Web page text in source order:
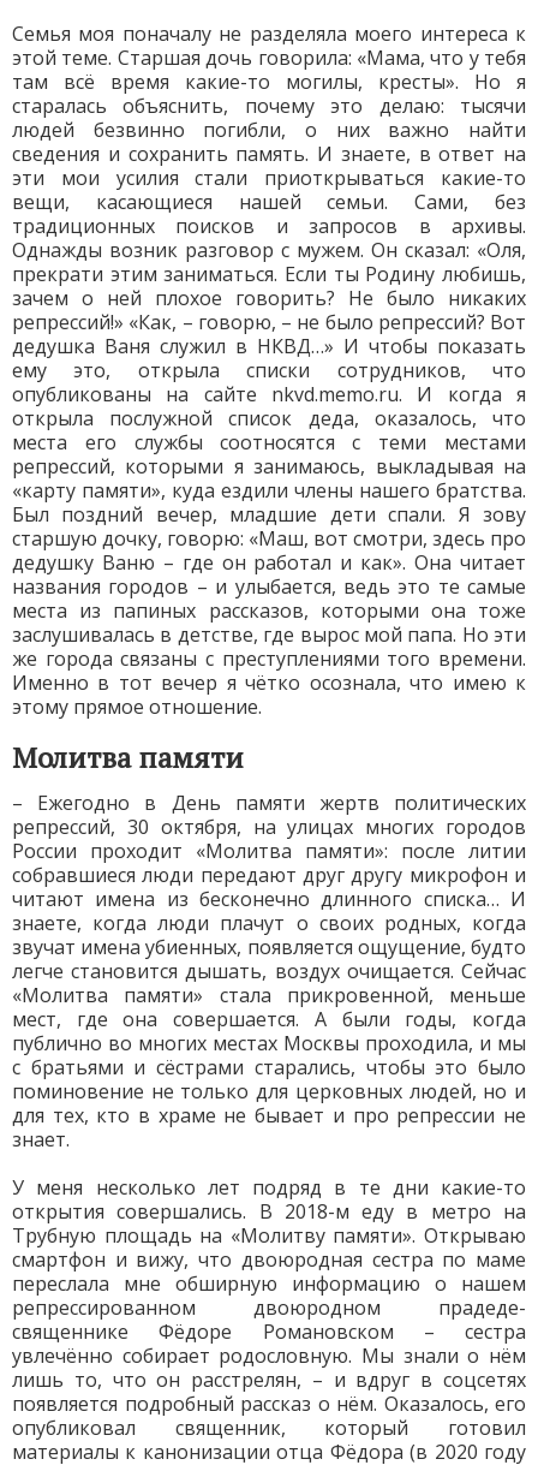
Семья моя поначалу не разделяла моего интереса к
этой теме. Старшая дочь говорила: «Мама, что у тебя
там всё время какие-то могилы, кресты». Но я
старалась объяснить, почему это делаю: тысячи
людей безвинно погибли, о них важно найти
сведения и сохранить память. И знаете, в ответ на
эти мои усилия стали приоткрываться какие-то
вещи, касающиеся нашей семьи. Сами, без
традиционных поисков и запросов в архивы.
Однажды возник разговор с мужем. Он сказал: «Оля,
прекрати этим заниматься. Если ты Родину любишь,
зачем о ней плохое говорить? Не было никаких
репрессий!» «Как, – говорю, – не было репрессий? Вот
дедушка Ваня служил в НКВД…» И чтобы показать
ему это, открыла списки сотрудников, что
опубликованы на сайте nkvd.memo.ru. И когда я
открыла послужной список деда, оказалось, что
места его службы соотносятся с теми местами
репрессий, которыми я занимаюсь, выкладывая на
«карту памяти», куда ездили члены нашего братства.
Был поздний вечер, младшие дети спали. Я зову
старшую дочку, говорю: «Маш, вот смотри, здесь про
дедушку Ваню – где он работал и как». Она читает
названия городов – и улыбается, ведь это те самые
места из папиных рассказов, которыми она тоже
заслушивалась в детстве, где вырос мой папа. Но эти
же города связаны с преступлениями того времени.
Именно в тот вечер я чётко осознала, что имею к
этому прямое отношение.
Молитва памяти
– Ежегодно в День памяти жертв политических
репрессий, 30 октября, на улицах многих городов
России проходит «Молитва памяти»: после литии
собравшиеся люди передают друг другу микрофон и
читают имена из бесконечно длинного списка… И
знаете, когда люди плачут о своих родных, когда
звучат имена убиенных, появляется ощущение, будто
легче становится дышать, воздух очищается. Сейчас
«Молитва памяти» стала прикровенной, меньше
мест, где она совершается. А были годы, когда
публично во многих местах Москвы проходила, и мы
с братьями и сёстрами старались, чтобы это было
поминовение не только для церковных людей, но и
для тех, кто в храме не бывает и про репрессии не
знает.
У меня несколько лет подряд в те дни какие-то
открытия совершались. В 2018-м еду в метро на
Трубную площадь на «Молитву памяти». Открываю
смартфон и вижу, что двоюродная сестра по маме
переслала мне обширную информацию о нашем
репрессированном двоюродном прадеде-
священнике Фёдоре Романовском – сестра
увлечённо собирает родословную. Мы знали о нём
лишь то, что он расстрелян, – и вдруг в соцсетях
появляется подробный рассказ о нём. Оказалось, его
опубликовал священник, который готовил
материалы к канонизации отца Фёдора (в 2020 году